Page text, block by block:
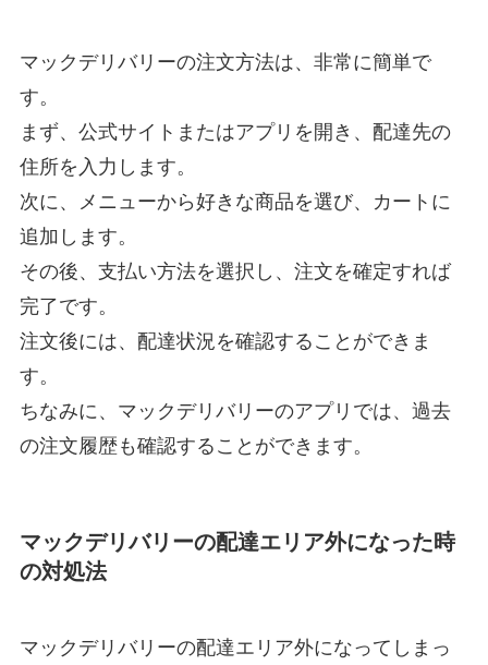
マックデリバリーの注文方法は、非常に簡単で
す。
まず、公式サイトまたはアプリを開き、配達先の
住所を入力します。
次に、メニューから好きな商品を選び、カートに
追加します。
その後、支払い方法を選択し、注文を確定すれば
完了です。
注文後には、配達状況を確認することができま
す。
ちなみに、マックデリバリーのアプリでは、過去
の注文履歴も確認することができます。
マックデリバリーの配達エリア外になった時
の対処法
マックデリバリーの配達エリア外になってしまっ